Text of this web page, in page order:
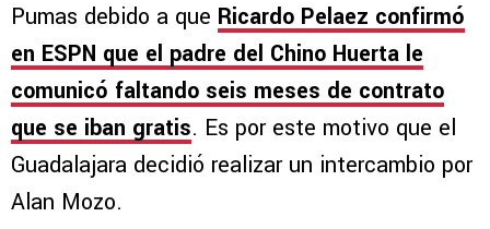
Pumas debido a que Ricardo Pelaez confirmó
en ESPN que el padre del Chino Huerta le
comunicó faltando seis meses de contrato
que se iban gratis. Es por este motivo que el
Guadalajara decidió realizar un intercambio por
Alan Mozo.